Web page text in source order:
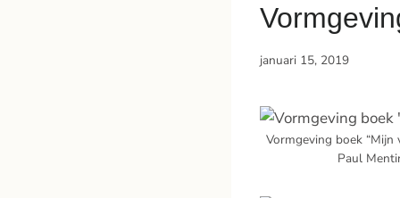
januari 15, 2019
Vormgeving boek “Mijn
Paul